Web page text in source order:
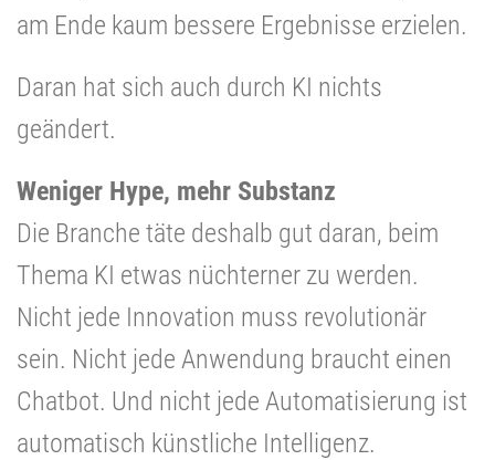
am Ende kaum bessere Ergebnisse erzielen.
Daran hat sich auch durch KI nichts
geändert.
Weniger Hype, mehr Substanz
Die Branche täte deshalb gut daran, beim
Thema KI etwas nüchterner zu werden.
Nicht jede Innovation muss revolutionär
sein. Nicht jede Anwendung braucht einen
Chatbot. Und nicht jede Automatisierung ist
automatisch künstliche Intelligenz.